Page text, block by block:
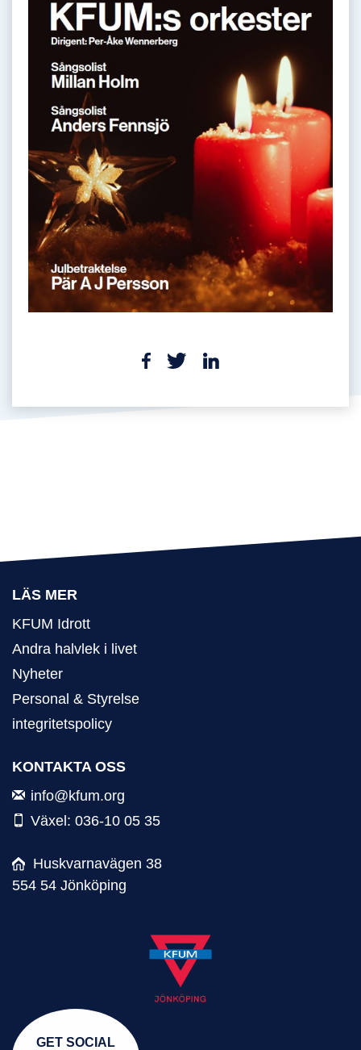
LÄS MER
KFUM Idrott
Andra halvlek i livet
Nyheter
Personal & Styrelse
integritetspolicy
KONTAKTA OSS
info@kfum.org
Växel: 036-10 05 35
Huskvarnavägen 38
554 54 Jönköping
GET SOCIAL